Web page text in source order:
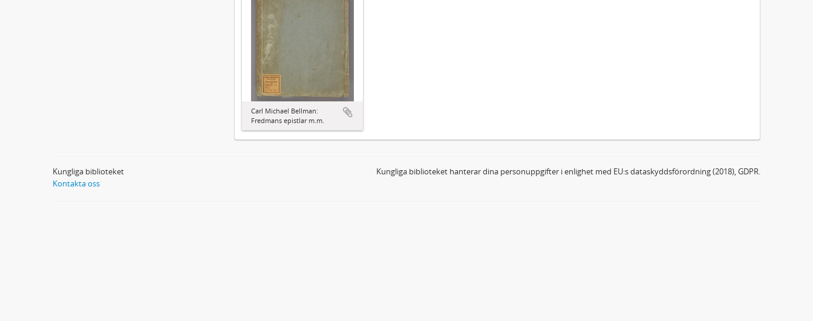
Carl Michael Bellman:
Fredmans epistlar m.m.
Kungliga biblioteket
Kontakta oss
Kungliga biblioteket hanterar dina personuppgifter i enlighet med EU:s dataskyddsförordning (2018), GDPR.